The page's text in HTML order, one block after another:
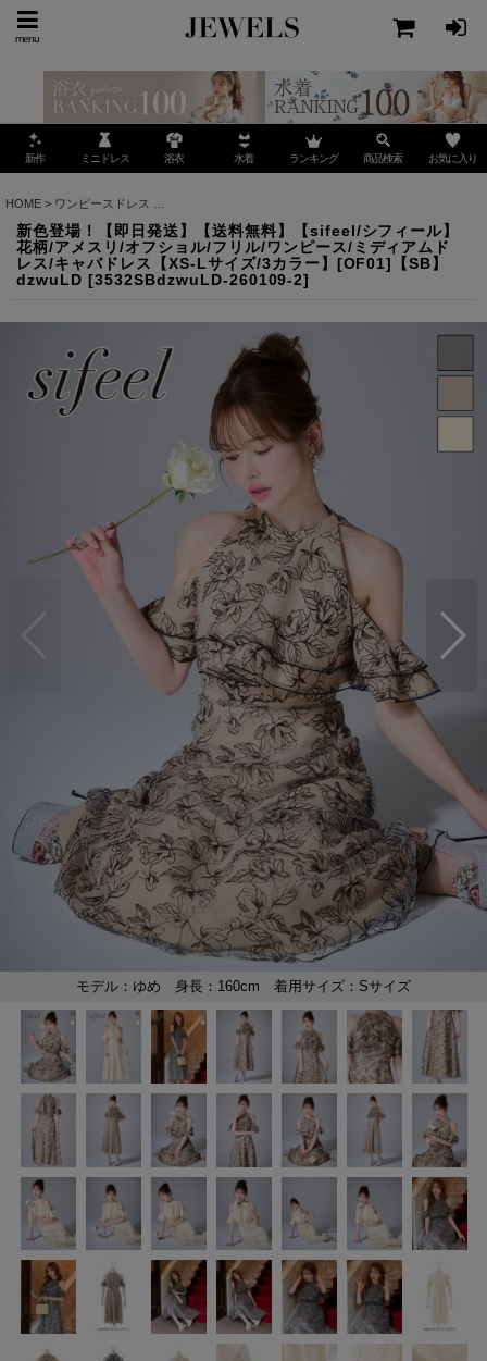
menu
新作 ミニドレス 浴衣 水着 ランキング 商品検索 お気に入り
HOME > ワンピースドレス
新色登場！【即日発送】【送料無料】【sifeel/シフィール】
花柄/アメスリ/オフショル/フリル/ワンピース/ミディアムド
レス/キャバドレス【XS-Lサイズ/3カラー】[OF01]【SB】
dzwuLD [3532SBdzwuLD-260109-2]